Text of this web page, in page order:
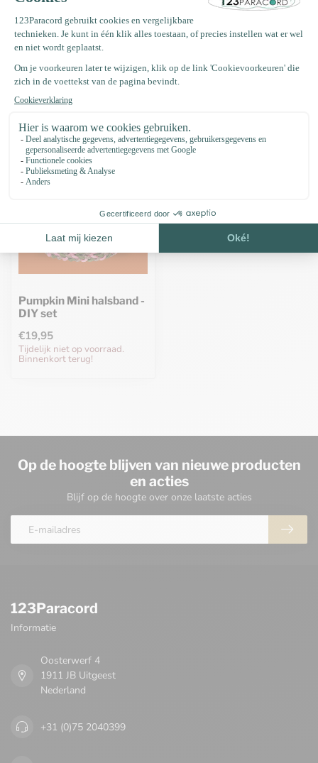
Productomschrijving
Specificaties
Recent bekeken
Pumpkin Mini halsband -
DIY set
€19,95
Tijdelijk niet op voorraad.
Binnenkort terug!
Op de hoogte blijven van nieuwe producten
en acties
Blijf op de hoogte over onze laatste acties
123Paracord
Informatie
Oosterwerf 4
1911 JB Uitgeest
Nederland
+31 (0)75 2040399